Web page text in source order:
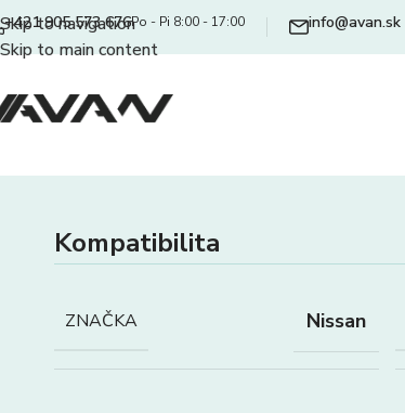
Skip to navigation
Skip to main content
+421 905 573 676Po - Pi 8:00 - 17:00 info@avan.sk
Kompatibilita
ZNAČKA Nissan